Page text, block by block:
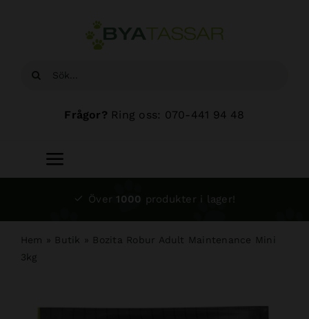
Sök
Frågor? Ring oss: 070-441 94 48
Toggle
Navigation
Hundsalong
Över 1000 produkter i lager!
Hem » Butik » Bozita Robur Adult Maintenance Mini
3kg